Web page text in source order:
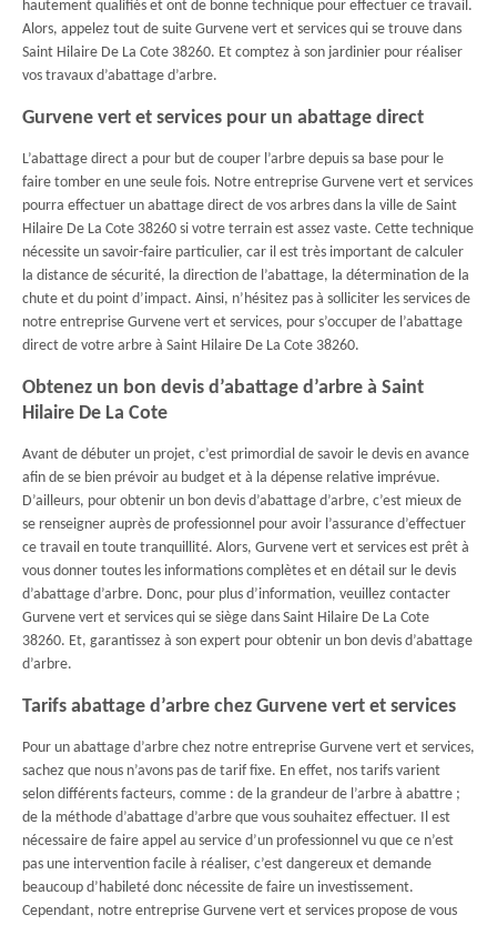
hautement qualifiés et ont de bonne technique pour effectuer ce travail.
Alors, appelez tout de suite Gurvene vert et services qui se trouve dans
Saint Hilaire De La Cote 38260. Et comptez à son jardinier pour réaliser
vos travaux d’abattage d’arbre.
Gurvene vert et services pour un abattage direct
L’abattage direct a pour but de couper l’arbre depuis sa base pour le
faire tomber en une seule fois. Notre entreprise Gurvene vert et services
pourra effectuer un abattage direct de vos arbres dans la ville de Saint
Hilaire De La Cote 38260 si votre terrain est assez vaste. Cette technique
nécessite un savoir-faire particulier, car il est très important de calculer
la distance de sécurité, la direction de l’abattage, la détermination de la
chute et du point d’impact. Ainsi, n’hésitez pas à solliciter les services de
notre entreprise Gurvene vert et services, pour s’occuper de l’abattage
direct de votre arbre à Saint Hilaire De La Cote 38260.
Obtenez un bon devis d’abattage d’arbre à Saint
Hilaire De La Cote
Avant de débuter un projet, c’est primordial de savoir le devis en avance
afin de se bien prévoir au budget et à la dépense relative imprévue.
D’ailleurs, pour obtenir un bon devis d’abattage d’arbre, c’est mieux de
se renseigner auprès de professionnel pour avoir l’assurance d’effectuer
ce travail en toute tranquillité. Alors, Gurvene vert et services est prêt à
vous donner toutes les informations complètes et en détail sur le devis
d’abattage d’arbre. Donc, pour plus d’information, veuillez contacter
Gurvene vert et services qui se siège dans Saint Hilaire De La Cote
38260. Et, garantissez à son expert pour obtenir un bon devis d’abattage
d’arbre.
Tarifs abattage d’arbre chez Gurvene vert et services
Pour un abattage d’arbre chez notre entreprise Gurvene vert et services,
sachez que nous n’avons pas de tarif fixe. En effet, nos tarifs varient
selon différents facteurs, comme : de la grandeur de l’arbre à abattre ;
de la méthode d’abattage d’arbre que vous souhaitez effectuer. Il est
nécessaire de faire appel au service d’un professionnel vu que ce n’est
pas une intervention facile à réaliser, c’est dangereux et demande
beaucoup d’habileté donc nécessite de faire un investissement.
Cependant, notre entreprise Gurvene vert et services propose de vous